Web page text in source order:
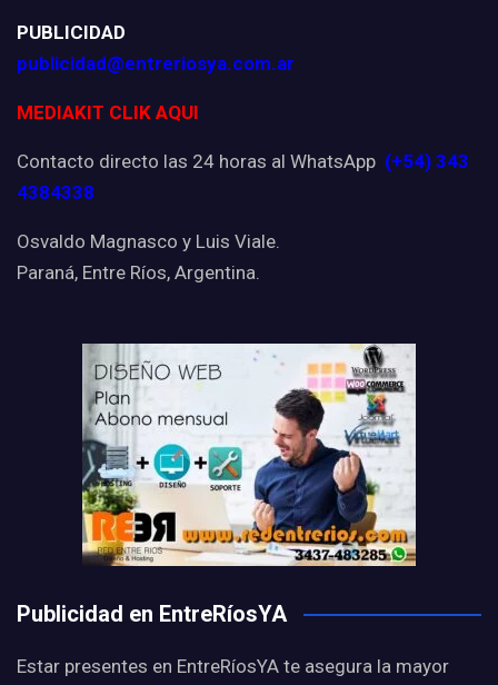
PUBLICIDAD
publicidad@entreriosya.com.ar
MEDIAKIT CLIK AQUI
Contacto directo las 24 horas al WhatsApp (+54) 343
4384338
Osvaldo Magnasco y Luis Viale.
Paraná, Entre Ríos, Argentina.
Publicidad en EntreRíosYA
Estar presentes en EntreRíosYA te asegura la mayor